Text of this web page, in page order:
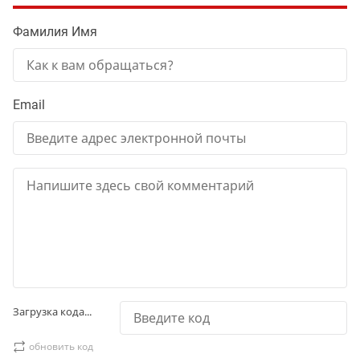
Фамилия Имя
Email
Загрузка кода...
обновить код